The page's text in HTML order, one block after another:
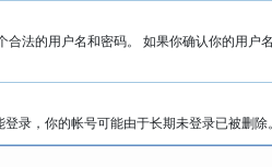
法的用户名和密码。 如果你确认你的用
录，你的帐号可能由于长期未登录已被删除